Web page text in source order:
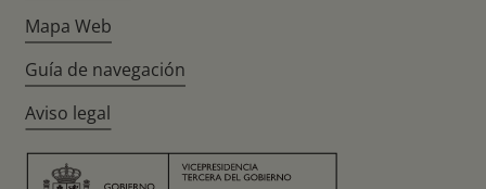
Mapa Web
Guía de navegación
Aviso legal